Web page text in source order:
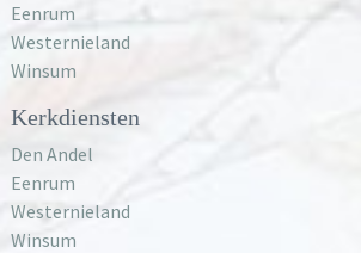
Eenrum
Westernieland
Winsum
Kerkdiensten
Den Andel
Eenrum
Westernieland
Winsum